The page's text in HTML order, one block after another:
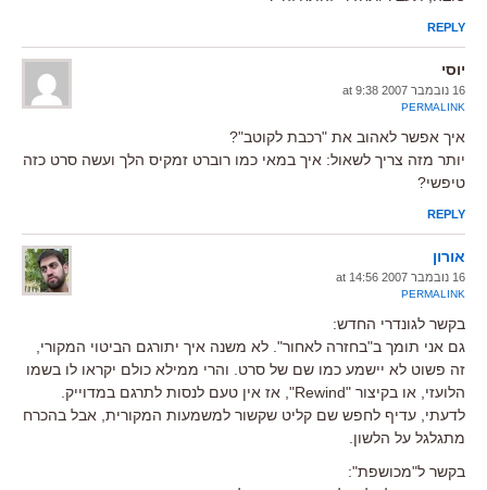
REPLY
יוסי
16 נובמבר 2007 at 9:38
PERMALINK
איך אפשר לאהוב את "רכבת לקוטב"?
יותר מזה צריך לשאול: איך במאי כמו רוברט זמקיס הלך ועשה סרט כזה
טיפשי?
REPLY
אורון
16 נובמבר 2007 at 14:56
PERMALINK
בקשר לגונדרי החדש:
גם אני תומך ב"בחזרה לאחור". לא משנה איך יתורגם הביטוי המקורי,
זה פשוט לא יישמע כמו שם של סרט. והרי ממילא כולם יקראו לו בשמו
הלועזי, או בקיצור "Rewind", אז אין טעם לנסות לתרגם במדוייק.
לדעתי, עדיף לחפש שם קליט שקשור למשמעות המקורית, אבל בהכרח
מתגלגל על הלשון.
בקשר ל"מכושפת":